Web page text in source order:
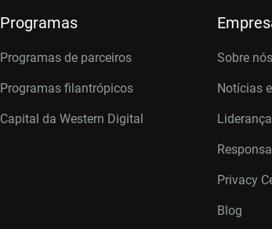
Programas
Programas de parceiros
Programas filantrópicos
Capital da Western Digital
Sobre nós
Notícias
Liderança
Privacy
Blog